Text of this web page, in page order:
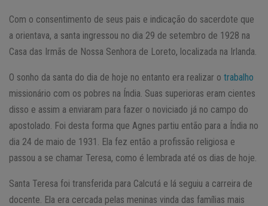
Com o consentimento de seus pais e indicação do sacerdote que
a orientava, a santa ingressou no dia 29 de setembro de 1928 na
Casa das Irmãs de Nossa Senhora de Loreto, localizada na Irlanda.
O sonho da santa do dia de hoje no entanto era realizar o trabalho
missionário com os pobres na Índia. Suas superioras eram cientes
disso e assim a enviaram para fazer o noviciado já no campo do
apostolado. Foi desta forma que Agnes partiu então para a Índia no
dia 24 de maio de 1931. Ela fez então a profissão religiosa e
passou a se chamar Teresa, como é lembrada até os dias de hoje.
Santa Teresa foi transferida para Calcutá e lá seguiu a carreira de
docente. Ela era cercada pelas meninas vinda das famílias mais